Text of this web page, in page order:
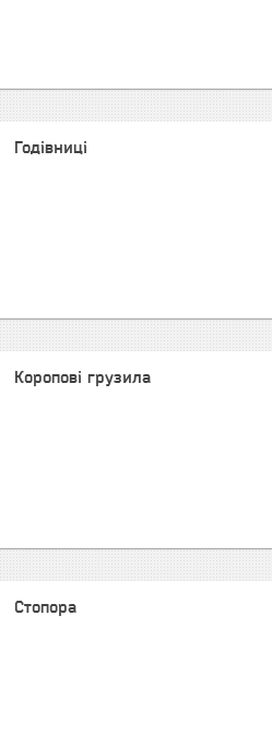
Годівниці
Коропові грузила
Стопора